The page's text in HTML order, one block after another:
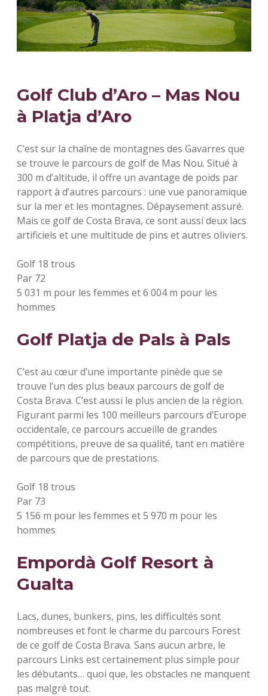
Golf Club d’Aro – Mas Nou
à Platja d’Aro
C’est sur la chaîne de montagnes des Gavarres que
se trouve le parcours de golf de Mas Nou. Situé à
300 m d’altitude, il offre un avantage de poids par
rapport à d’autres parcours : une vue panoramique
sur la mer et les montagnes. Dépaysement assuré.
Mais ce golf de Costa Brava, ce sont aussi deux lacs
artificiels et une multitude de pins et autres oliviers.
Golf 18 trous
Par 72
5 031 m pour les femmes et 6 004 m pour les
hommes
Golf Platja de Pals à Pals
C’est au cœur d’une importante pinède que se
trouve l’un des plus beaux parcours de golf de
Costa Brava. C’est aussi le plus ancien de la région.
Figurant parmi les 100 meilleurs parcours d’Europe
occidentale, ce parcours accueille de grandes
compétitions, preuve de sa qualité, tant en matière
de parcours que de prestations.
Golf 18 trous
Par 73
5 156 m pour les femmes et 5 970 m pour les
hommes
Empordà Golf Resort à
Gualta
Lacs, dunes, bunkers, pins, les difficultés sont
nombreuses et font le charme du parcours Forest
de ce golf de Costa Brava. Sans aucun arbre, le
parcours Links est certainement plus simple pour
les débutants… quoi que, les obstacles ne manquent
pas malgré tout.